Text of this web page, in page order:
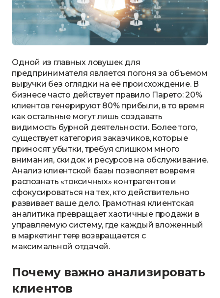
Одной из главных ловушек для
предпринимателя является погоня за объемом
выручки без оглядки на её происхождение. В
бизнесе часто действует правило Парето: 20%
клиентов генерируют 80% прибыли, в то время
как остальные могут лишь создавать
видимость бурной деятельности. Более того,
существует категория заказчиков, которые
приносят убытки, требуя слишком много
внимания, скидок и ресурсов на обслуживание.
Анализ клиентской базы позволяет вовремя
распознать «токсичных» контрагентов и
сфокусироваться на тех, кто действительно
развивает ваше дело. Грамотная клиентская
аналитика превращает хаотичные продажи в
управляемую систему, где каждый вложенный
в маркетинг теңге возвращается с
максимальной отдачей.
Почему важно анализировать
клиентов